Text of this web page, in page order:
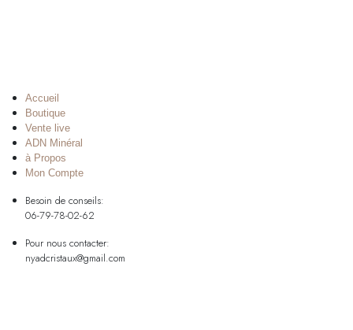
Accueil
Boutique
Vente live
ADN Minéral
à Propos
Mon Compte
Besoin de conseils:
06-79-78-02-62
Pour nous contacter:
nyadcristaux@gmail.com